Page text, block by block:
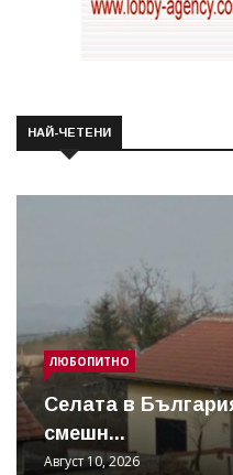
НАЙ-ЧЕТЕНИ
ЛЮБОПИТНО
Cелата в
смешн...
Август 10, 2026